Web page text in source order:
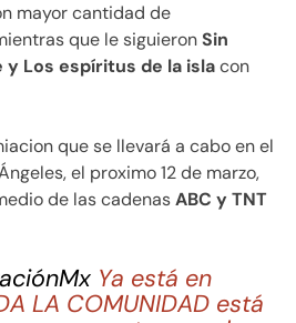
mayor cantidad de
que le siguieronSin
Los espíritus de la islacon
que se llevará a cabo en el
el proximo 12 de marzo,
de las cadenasABC y TNT
Ya está en
LA COMUNIDAD está